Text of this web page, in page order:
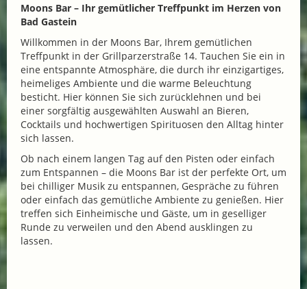
Moons Bar – Ihr gemütlicher Treffpunkt im Herzen von
Bad Gastein
Willkommen in der Moons Bar, Ihrem gemütlichen
Treffpunkt in der Grillparzerstraße 14. Tauchen Sie ein in
eine entspannte Atmosphäre, die durch ihr einzigartiges,
heimeliges Ambiente und die warme Beleuchtung
besticht. Hier können Sie sich zurücklehnen und bei
einer sorgfältig ausgewählten Auswahl an Bieren,
Cocktails und hochwertigen Spirituosen den Alltag hinter
sich lassen.
Ob nach einem langen Tag auf den Pisten oder einfach
zum Entspannen – die Moons Bar ist der perfekte Ort, um
bei chilliger Musik zu entspannen, Gespräche zu führen
oder einfach das gemütliche Ambiente zu genießen. Hier
treffen sich Einheimische und Gäste, um in geselliger
Runde zu verweilen und den Abend ausklingen zu
lassen.